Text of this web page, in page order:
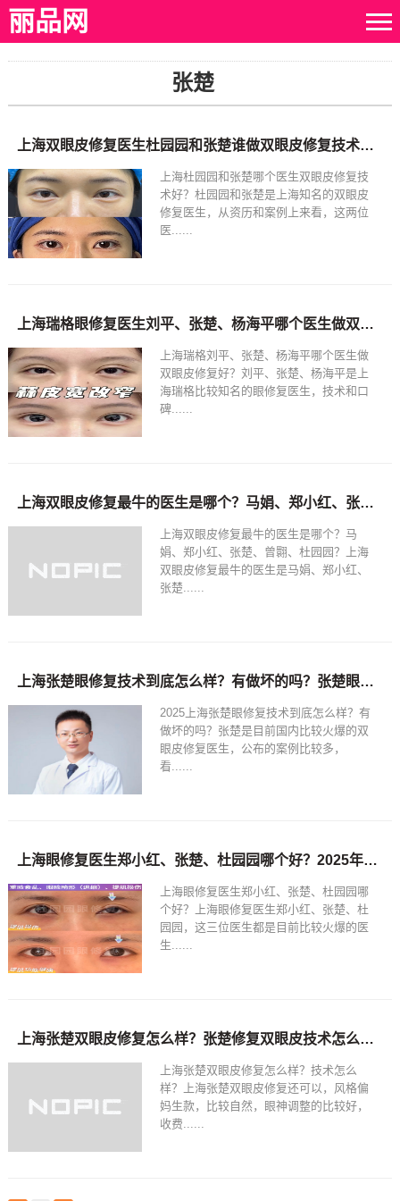
丽品网
张楚
上海双眼皮修复医生杜园园和张楚谁做双眼皮修复技术好？
上海杜园园和张楚哪个医生双眼皮修复技
术好？杜园园和张楚是上海知名的双眼皮
修复医生，从资历和案例上来看，这两位
医......
上海瑞格眼修复医生刘平、张楚、杨海平哪个医生做双眼皮修复好？
上海瑞格刘平、张楚、杨海平哪个医生做
双眼皮修复好？刘平、张楚、杨海平是上
海瑞格比较知名的眼修复医生，技术和口
碑......
上海双眼皮修复最牛的医生是哪个？马娟、郑小红、张楚、曾翾、杜园园眼修复谁好？
上海双眼皮修复最牛的医生是哪个？马
娟、郑小红、张楚、曾翾、杜园园？上海
双眼皮修复最牛的医生是马娟、郑小红、
张楚......
上海张楚眼修复技术到底怎么样？有做坏的吗？张楚眼修复预约电话
2025上海张楚眼修复技术到底怎么样？有
做坏的吗？张楚是目前国内比较火爆的双
眼皮修复医生，公布的案例比较多，
看......
上海眼修复医生郑小红、张楚、杜园园哪个好？2025年上海最好的眼修复医生排名
上海眼修复医生郑小红、张楚、杜园园哪
个好？上海眼修复医生郑小红、张楚、杜
园园，这三位医生都是目前比较火爆的医
生......
上海张楚双眼皮修复怎么样？张楚修复双眼皮技术怎么样？
上海张楚双眼皮修复怎么样？技术怎么
样？上海张楚双眼皮修复还可以，风格偏
妈生款，比较自然，眼神调整的比较好，
收费......